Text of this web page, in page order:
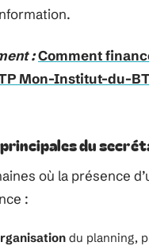
:Comment
Mon-Institut-du-
du
où la présence
:
du planning,